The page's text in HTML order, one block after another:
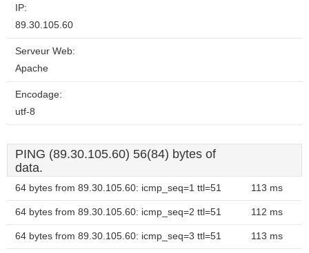
IP:
89.30.105.60
Serveur Web:
Apache
Encodage:
utf-8
PING (89.30.105.60) 56(84) bytes of
data.
64 bytes from 89.30.105.60: icmp_seq=1 ttl=51 113 ms
64 bytes from 89.30.105.60: icmp_seq=2 ttl=51 112 ms
64 bytes from 89.30.105.60: icmp_seq=3 ttl=51 113 ms